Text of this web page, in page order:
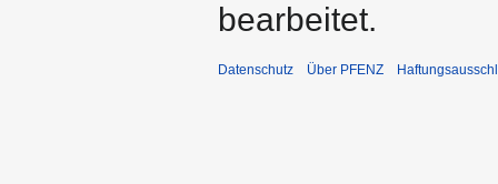
bearbeitet.
Datenschutz Über PFENZ